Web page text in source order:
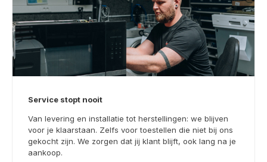
Service stopt nooit
Van levering en installatie tot herstellingen: we blijven
voor je klaarstaan. Zelfs voor toestellen die niet bij ons
gekocht zijn. We zorgen dat jij klant blijft, ook lang na je
aankoop.